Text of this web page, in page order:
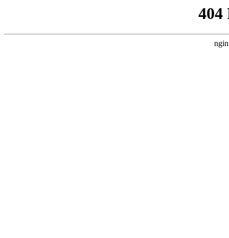
404